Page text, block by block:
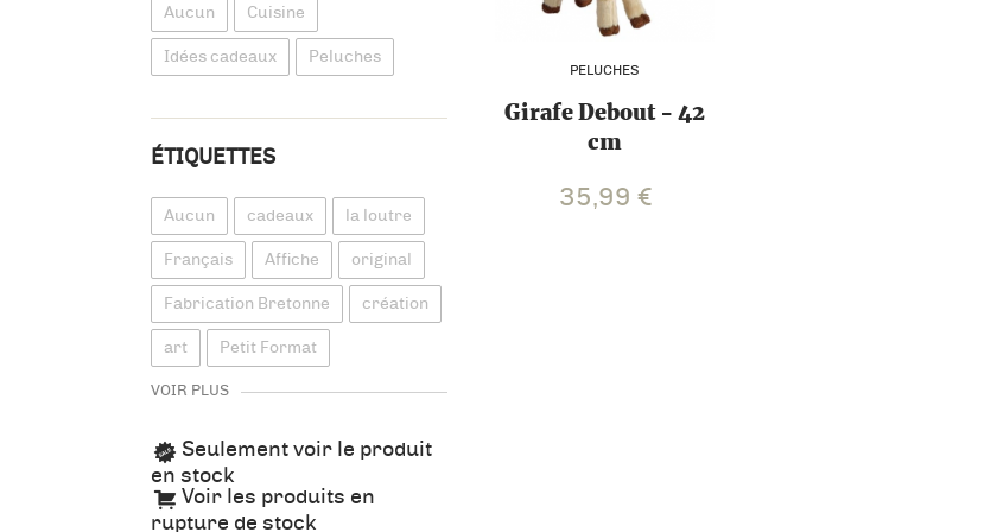
Seulement voir le produit
en stock
Voir les produits en
rupture de stock
Aucun Cuisine
Idées cadeaux Peluches
ÉTIQUETTES
Aucun cadeaux la loutre
Français Affiche original
Fabrication Bretonne création
art Petit Format
VOIR PLUS
PELUCHES
Girafe Debout - 42
cm
35,99 €